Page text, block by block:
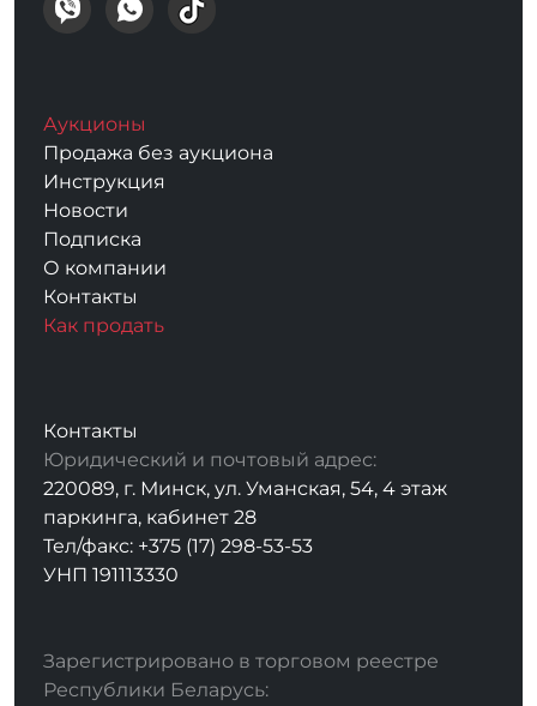
Аукционы
Продажа без аукциона
Инструкция
Новости
Подписка
О компании
Контакты
Как продать
Контакты
Юридический и почтовый адрес:
220089, г. Минск, ул. Уманская, 54, 4 этаж
паркинга, кабинет 28
Тел/факс: +375 (17) 298-53-53
УНП 191113330
Зарегистрировано в торговом реестре
Республики Беларусь: